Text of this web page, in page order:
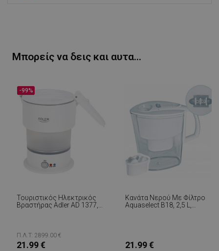
Μπορείς να δεις και αυτα...
Τουριστικός Ηλεκτρικός
Βραστήρας Adler AD 1377,
Φωτός, Λευκό
-99%
Π.Λ.Τ: 2899.00 €
21.99 €
Κανάτα Νερού Με Φίλτρο
Aquaselect B18, 2,5 L,
21.99 €